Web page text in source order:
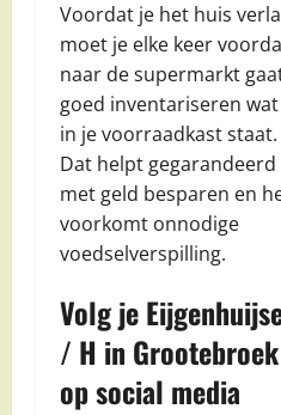
Voordat je het huis
moet je elke keer
naar de supermarkt
goed inventariseren
in je voorraadkast staat.
Dat helpt gegarandeerd
met geld besparen en
voorkomt onnodige
voedselverspilling.
Volg je
/ H in Grootebroek
op social media